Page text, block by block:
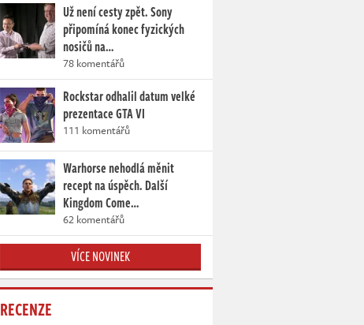
Už není cesty zpět. Sony
připomíná konec fyzických
nosičů na…
78 komentářů
Rockstar odhalil datum velké
prezentace GTA VI
111 komentářů
Warhorse nehodlá měnit
recept na úspěch. Další
Kingdom Come…
62 komentářů
VÍCE NOVINEK
RECENZE